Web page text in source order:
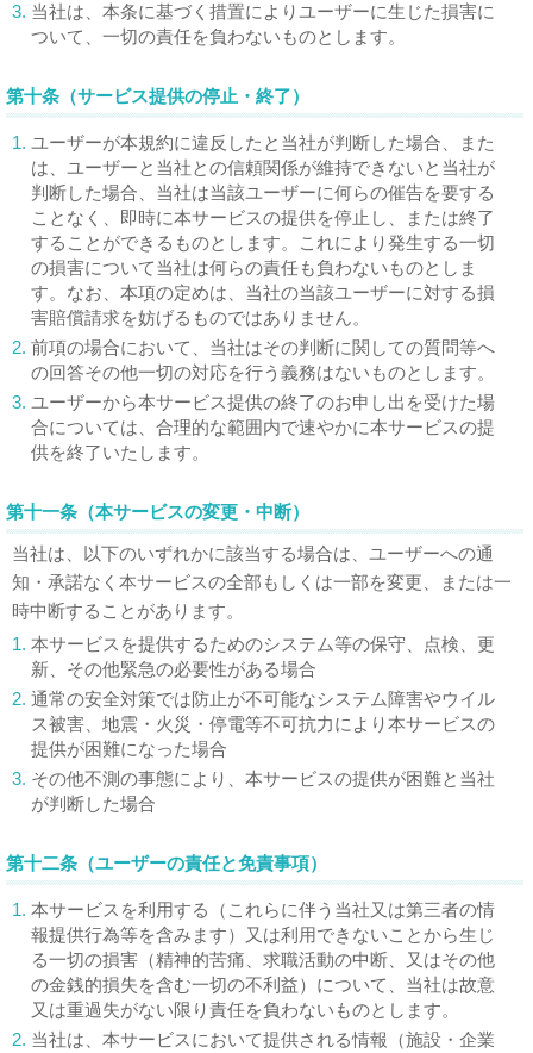
3. 当社は、本条に基づく措置によりユーザーに生じた損害に
ついて、一切の責任を負わないものとします。
第十条（サービス提供の停止・終了）
1. ユーザーが本規約に違反したと当社が判断した場合、また
は、ユーザーと当社との信頼関係が維持できないと当社が
判断した場合、当社は当該ユーザーに何らの催告を要する
ことなく、即時に本サービスの提供を停止し、または終了
することができるものとします。これにより発生する一切
の損害について当社は何らの責任も負わないものとしま
す。なお、本項の定めは、当社の当該ユーザーに対する損
害賠償請求を妨げるものではありません。
2. 前項の場合において、当社はその判断に関しての質問等へ
の回答その他一切の対応を行う義務はないものとします。
3. ユーザーから本サービス提供の終了のお申し出を受けた場
合については、合理的な範囲内で速やかに本サービスの提
供を終了いたします。
第十一条（本サービスの変更・中断）
当社は、以下のいずれかに該当する場合は、ユーザーへの通
知・承諾なく本サービスの全部もしくは一部を変更、または一
時中断することがあります。
1. 本サービスを提供するためのシステム等の保守、点検、更
新、その他緊急の必要性がある場合
2. 通常の安全対策では防止が不可能なシステム障害やウイル
ス被害、地震・火災・停電等不可抗力により本サービスの
提供が困難になった場合
3. その他不測の事態により、本サービスの提供が困難と当社
が判断した場合
第十二条（ユーザーの責任と免責事項）
1. 本サービスを利用する（これらに伴う当社又は第三者の情
報提供行為等を含みます）又は利用できないことから生じ
る一切の損害（精神的苦痛、求職活動の中断、又はその他
の金銭的損失を含む一切の不利益）について、当社は故意
又は重過失がない限り責任を負わないものとします。
2. 当社は、本サービスにおいて提供される情報（施設・企業